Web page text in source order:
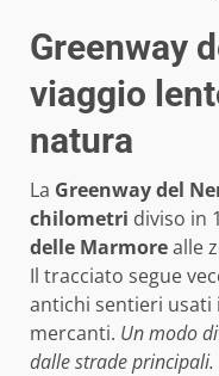
Greenway
viaggio
natura
La Greenway del
chilometri diviso in
delle Marmorealle
Il tracciato segue
antichi sentieri usati
mercanti. Un modo
dalle strade principali.